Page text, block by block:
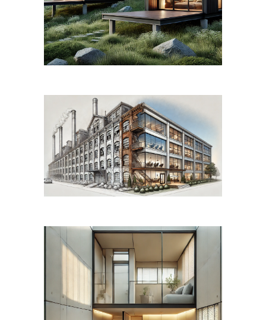
különböző aspektus
REGENERATÍV TERVEZÉS
KONCEPCIÓK
Meglévő és hasznosítatlan épületek
újragondolásával számos társadalmi,
gazdasági és szo
FUTURE HOME
KONCEPCIÓ